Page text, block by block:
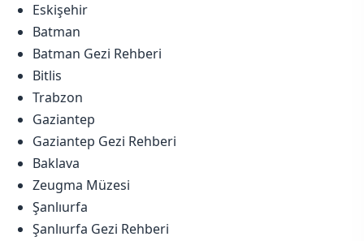
Eskişehir
Batman
Batman Gezi Rehberi
Bitlis
Trabzon
Gaziantep
Gaziantep Gezi Rehberi
Baklava
Zeugma Müzesi
Şanlıurfa
Şanlıurfa Gezi Rehberi